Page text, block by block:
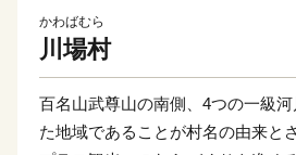
かわばむら
川場村
百名山武尊山の南側、4つの一級
た地域であることが村名の由来と